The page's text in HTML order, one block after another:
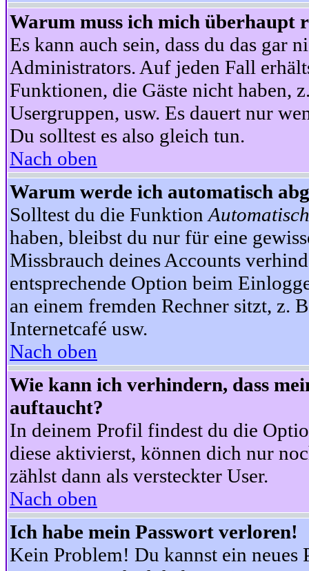
Warum muss ich mich überhaupt
Es kann auch sein, dass du das gar
Administrators. Auf jeden Fall
Funktionen, die Gäste nicht haben,
Usergruppen, usw. Es dauert nur
Du solltest es also gleich tun.
Nach oben
Warum werde ich automatisch
Solltest du die Funktion
haben, bleibst du nur für eine
Missbrauch deines Accounts
entsprechende Option beim
an einem fremden Rechner sitzt, z.
Internetcafé usw.
Nach oben
Wie kann ich verhindern, dass
auftaucht?
In deinem Profil findest du die
diese aktivierst, können dich nur
zählst dann als versteckter User.
Nach oben
Ich habe mein Passwort verloren!
Kein Problem! Du kannst ein neues